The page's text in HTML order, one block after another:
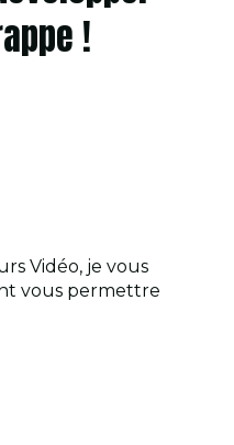
!
Vidéo, je vous
vous permettre